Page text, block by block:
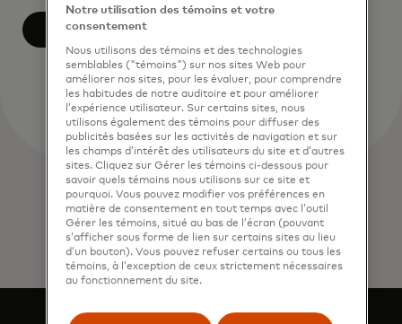
Trouver un GAB
Notre utilisation des témoins et votre
consentement
Nous utilisons des témoins et des technologies
semblables ("témoins") sur nos sites Web pour
améliorer nos sites, pour les évaluer, pour comprendre
les habitudes de notre auditoire et pour améliorer
l’expérience utilisateur. Sur certains sites, nous
utilisons également des témoins pour diffuser des
publicités basées sur les activités de navigation et sur
les champs d’intérêt des utilisateurs du site et d’autres
sites. Cliquez sur Gérer les témoins ci-dessous pour
savoir quels témoins nous utilisons sur ce site et
pourquoi. Vous pouvez modifier vos préférences en
matière de consentement en tout temps avec l’outil
Gérer les témoins, situé au bas de l’écran (pouvant
s’afficher sous forme de lien sur certains sites au lieu
d’un bouton). Vous pouvez refuser certains ou tous les
témoins, à l’exception de ceux strictement nécessaires
au fonctionnement du site.